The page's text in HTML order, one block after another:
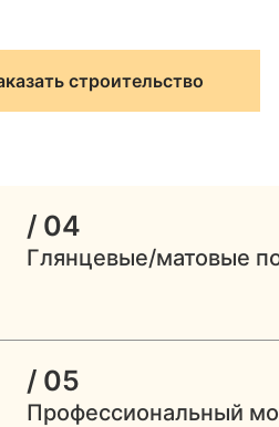
строительство
/ 04
Глянцевые/матовые
/ 05
Профессиональный